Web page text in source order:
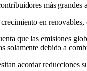
más
en
que las emisiones
solamente debido a
acordar reducciones